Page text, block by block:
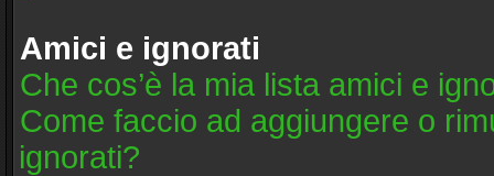
Amici e ignorati
Che cos’è la mia lista amici e
Come faccio ad aggiungere o
ignorati?